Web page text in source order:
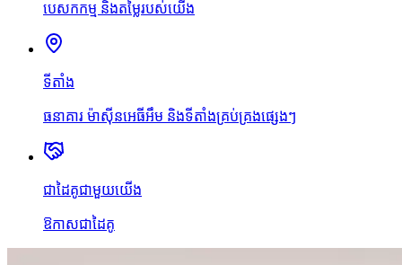
បេសកកម្ម និងតម្លៃរបស់យើង
ទីតាំង
ធនាគារ ម៉ាស៊ីនអេធីអឹម និងទីតាំងគ្រប់គ្រងផ្សេងៗ
ជាដៃគូជាមួយយើង
ឱកាសជាដៃគូ